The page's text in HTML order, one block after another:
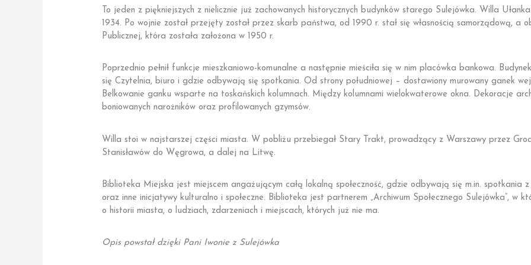
To jeden z piękniejszych z nielicznie już zachowanych historycznych budynków starego Sulejówka. Willa
1934. Po wojnie został przejęty został przez skarb państwa, od 1990 r. stał się własnością samorządową, a
Publicznej, która została założona w 1950 r.
Poprzednio pełnił funkcje mieszkaniowo-komunalne a następnie mieściła się w nim placówka bankowa.
się Czytelnia, biuro i gdzie odbywają się spotkania. Od strony południowej – dostawiony murowany ganek
Belkowanie ganku wsparte na toskańskich kolumnach. Między kolumnami wielokwaterowe okna. Dekoracje
boniowanych narożników oraz profilowanych gzymsów.
Willa stoi w najstarszej części miasta. W pobliżu przebiegał Stary Trakt, prowadzący z Warszawy przez
Stanisławów do Węgrowa, a dalej na Litwę.
Biblioteka Miejska jest miejscem angażującym całą lokalną społeczność, gdzie odbywają się m.in.
oraz inne inicjatywy kulturalno i społeczne. Biblioteka jest partnerem „Archiwum Społecznego Sulejówka”, w
o historii miasta, o ludziach, zdarzeniach i miejscach, których już nie ma.
Opis powstał dzięki Pani Iwonie z Sulejówka